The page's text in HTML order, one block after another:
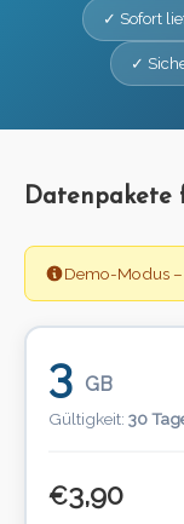
✓ Sofort
✓
Datenpakete
Demo-Modus
3 GB
Gültigkeit: 30
€3,90